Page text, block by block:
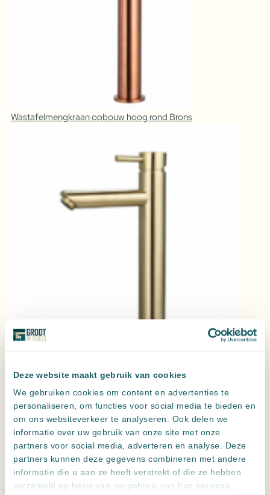
Deze website maakt gebruik van cookies
We gebruiken cookies om content en advertenties te
personaliseren, om functies voor social media te bieden en
om ons websiteverkeer te analyseren. Ook delen we
informatie over uw gebruik van onze site met onze
partners voor social media, adverteren en analyse. Deze
partners kunnen deze gegevens combineren met andere
informatie die u aan ze heeft verstrekt of die ze hebben
verzameld op basis van uw gebruik van hun services.
Wastafelmengkraan opbouw hoog rond Brons